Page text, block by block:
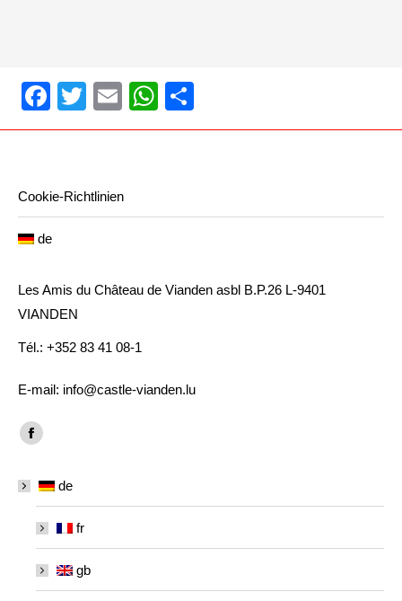
Facebook
Twitter
EmailWhatsApp
Cookie-Richtlinien
de
Les Amis du Château de Vianden asbl B.P.26 L-9401
VIANDEN
Tél.: +352 83 41 08-1
E-mail: info@castle-vianden.lu
Finden Sie uns auf:
Facebook
opens
new
window
de
fr
gb